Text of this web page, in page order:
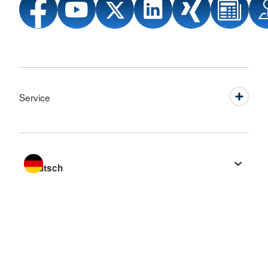
Service
Sprache wechseln zu